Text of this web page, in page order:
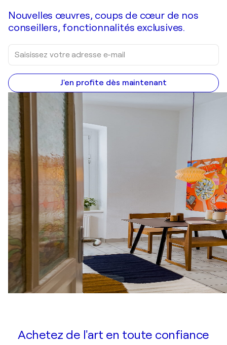
Nouvelles œuvres, coups de cœur de nos
conseillers, fonctionnalités exclusives.
J'en profite dès maintenant
Achetez de l'art en toute confiance